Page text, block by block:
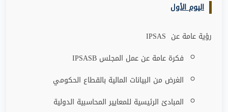
اليوم الأول
رؤية عامة عن IPSAS
فكرة عامة عن عمل المجلس IPSASB
الغرض من البيانات المالية بالقطاع الحكومي
المبادئ الرئيسية للمعايير المحاسبية الدولية